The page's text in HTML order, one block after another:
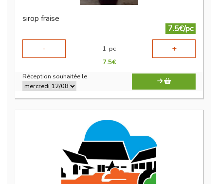
sirop fraise
7.5€/pc
-
1 pc +
7.5€
Réception souhaitée le